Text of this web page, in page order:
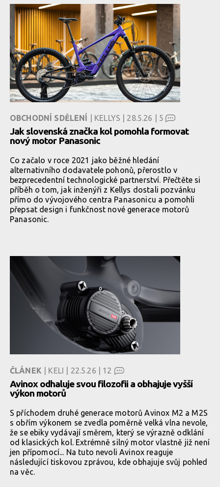
OBCHODNÍ SDĚLENÍ | KELLYS | 28.5.26 | 5
Jak slovenská značka kol pomohla formovat
nový motor Panasonic
Co začalo v roce 2021 jako běžné hledání
alternativního dodavatele pohonů, přerostlo v
bezprecedentní technologické partnerství. Přečtěte si
příběh o tom, jak inženýři z Kellys dostali pozvánku
přímo do vývojového centra Panasonicu a pomohli
přepsat design i funkčnost nové generace motorů
Panasonic.
ČLÁNEK | KELI | 22.5.26 | 12
Avinox odhaluje svou filozofii a obhajuje vyšší
výkon motorů
S příchodem druhé generace motorů Avinox M2 a M2S
s obřím výkonem se zvedla poměrně velká vlna nevole,
že se ebiky vydávají směrem, který se výrazně odklání
od klasických kol. Extrémně silný motor vlastně již není
jen přípomocí... Na tuto nevoli Avinox reaguje
následující tiskovou zprávou, kde obhajuje svůj pohled
na věc.